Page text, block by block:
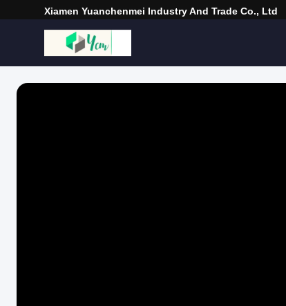
Xiamen Yuanchenmei Industry And Trade Co., Ltd